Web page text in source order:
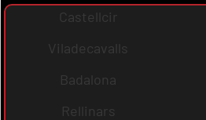
Castellcir
Viladecavalls
Badalona
Rellinars